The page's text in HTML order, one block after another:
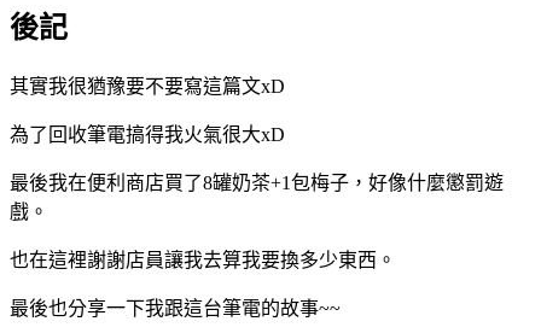
後記
其實我很猶豫要不要寫這篇文xD
為了回收筆電搞得我火氣很大xD
最後我在便利商店買了8罐奶茶+1包梅子，好像什麼懲罰遊
戲。
也在這裡謝謝店員讓我去算我要換多少東西。
最後也分享一下我跟這台筆電的故事~~